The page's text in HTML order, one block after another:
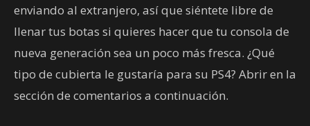
enviando al extranjero, así que siéntete libre de
llenar tus botas si quieres hacer que tu consola de
nueva generación sea un poco más fresca. ¿Qué
tipo de cubierta le gustaría para su PS4? Abrir en la
sección de comentarios a continuación.